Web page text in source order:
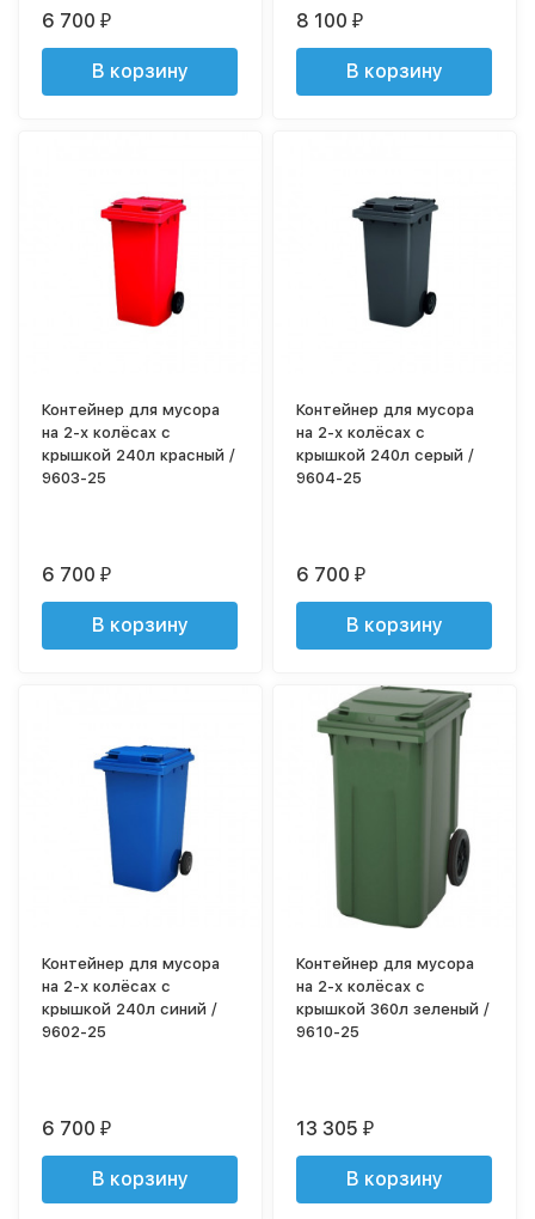
6 700₽
В корзину
8 100₽
В корзину
Контейнер для мусора
на 2-х колёсах с
крышкой 240л красный /
9603-25
6 700₽
В корзину
Контейнер для мусора
на 2-х колёсах с
крышкой 240л серый /
9604-25
6 700₽
В корзину
Контейнер для мусора
на 2-х колёсах с
крышкой 240л синий /
9602-25
6 700₽
В корзину
Контейнер для мусора
на 2-х колёсах с
крышкой 360л зеленый /
9610-25
13 305₽
В корзину